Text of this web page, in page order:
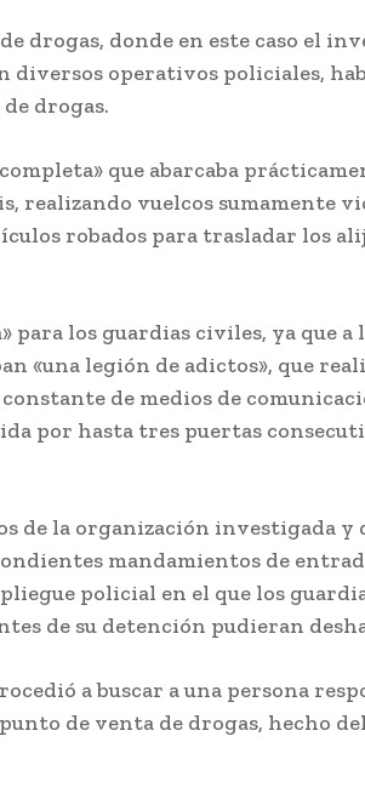
donde en este caso el
diversos operativos policiales,
drogas.
que abarcaba
realizando vuelcos
robados para trasladar los
los guardias civiles, ya que
«una legión de adictos», que
de medios de
por hasta tres puertas
la organización investigada y
mandamientos de
policial en el que los
de su detención pudieran
a buscar a una persona
de venta de drogas, hecho